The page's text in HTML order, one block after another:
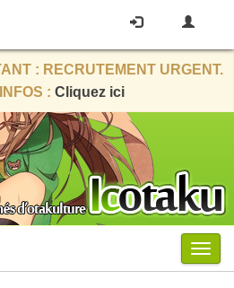
: RECRUTEMENT URGENT.
: Cliquez ici
Menu